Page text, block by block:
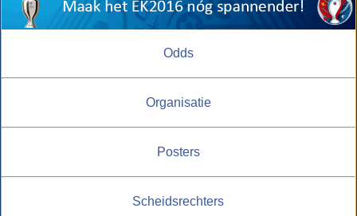
Odds
Organisatie
Posters
Scheidsrechters